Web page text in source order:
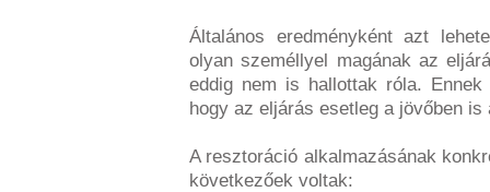
Általános eredményként azt
olyan személlyel magának az
eddig nem is hallottak róla.
hogy az eljárás esetleg a jövőben
A resztoráció alkalmazásának
következőek voltak: